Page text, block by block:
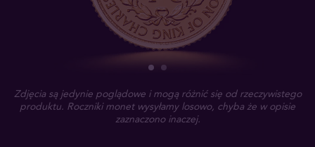
Zdjęcia są jedynie poglądowe i mogą różnić się od rzeczywistego
produktu. Roczniki monet wysyłamy losowo, chyba że w opisie
zaznaczono inaczej.